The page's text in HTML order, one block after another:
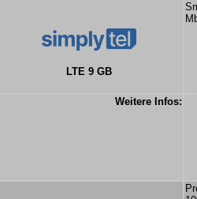
LTE 9 GB
Weitere Infos: